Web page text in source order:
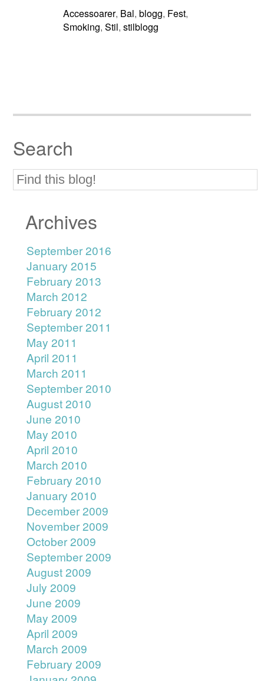
Accessoarer, Bal, blogg, Fest,
Smoking,Stil,stilblogg
Search
Archives
September 2016
January 2015
February 2013
March 2012
February 2012
September 2011
May 2011
April 2011
March 2011
September 2010
August 2010
June 2010
May 2010
April 2010
March 2010
February 2010
January 2010
December 2009
November 2009
October 2009
September 2009
August 2009
July 2009
June 2009
May 2009
April 2009
March 2009
February 2009